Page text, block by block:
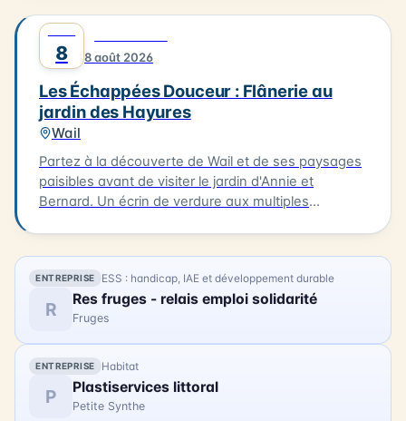
admirez ses œuvres. Après une matinée de
création, profitez d'un déjeuner délicieux à Oye-
Plage, à La Table d'Olivier, avec un plat du jour et un
dessert pour 30€ par personne (réservation
indispensable sur www.c-ici.com). Les vélos à
assistance électrique seront mis à votre disposition
(dans la limite des disponibilités). La balade se
terminera vers 16h30. N'hésitez pas à vous inscrire
pour cette expérience artistique unique !
8 8 août 2026
Les Échappées Douceur : Flânerie au
jardin des Hayures
Wail
Partez à la découverte de Wail et de ses paysages
paisibles avant de visiter le jardin d'Annie et
Bernard. Un écrin de verdure aux multiples
Wail (2 rue de la Mairie). Tarifs : 11 € / gratuit enfants
- 10 ans.
ENTREPRISE ESS : handicap, IAE et développement durable
R Res fruges - relais emploi solidarité
Fruges
ENTREPRISE Habitat
P Plastiservices littoral
Petite Synthe